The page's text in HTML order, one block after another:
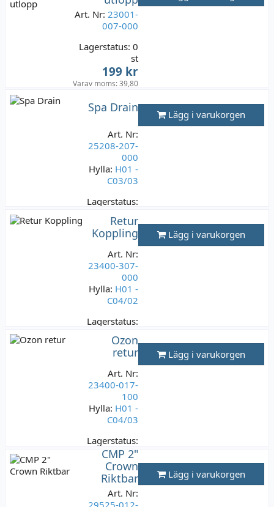
199 kr
Varav moms:
Art. Nr: 23001-
007-000
Lagerstatus: 0
st
199 kr
Varav moms:39,80
Spa Drain
Art. Nr:
25208-207-
000
Hylla: H01 -
C03/03
Lagerstatus:
199 kr
Varav moms:
Lägg i varukorgen
Retur
Koppling
Art. Nr:
23400-307-
000
Hylla: H01 -
C04/02
Lagerstatus:
199 kr
Varav moms:
Lägg i varukorgen
Ozon
retur
Art. Nr:
23400-017-
100
Hylla: H01 -
C04/03
Lagerstatus:
1 st
199 kr
Varav moms:
Lägg i varukorgen
CMP 2"
Crown
Riktbar
Art. Nr:
29525-012-
Lägg i varukorgen